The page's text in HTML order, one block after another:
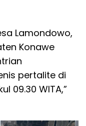
Lamondowo,
Konawe
pertalite di
09.30 WITA,”